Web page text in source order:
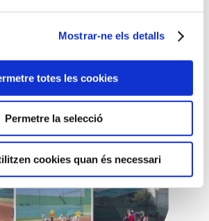
Mostrar-ne els detalls
totes les cookies
Permetre la selecció
cookies quan és necessari